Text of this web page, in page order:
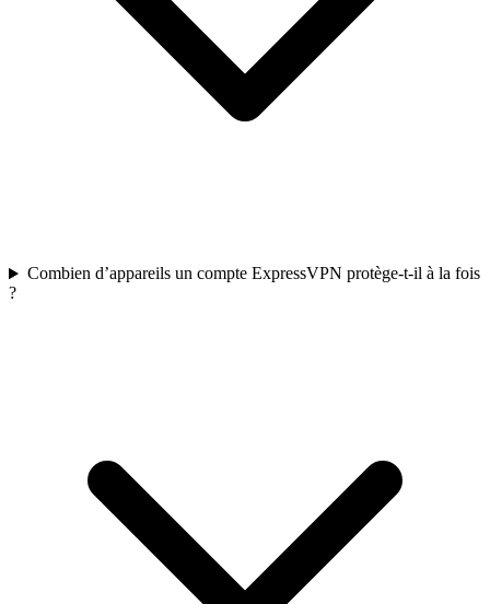
Combien d’appareils un compte ExpressVPN protège-t-il à la fois
?